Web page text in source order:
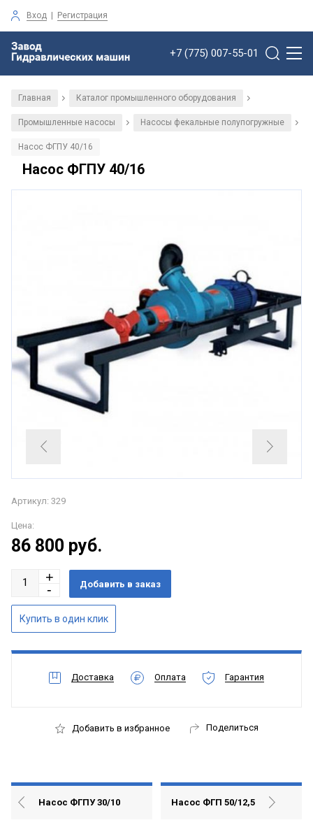
Вход | Регистрация
+7 (775) 007-55-01
Главная / Каталог промышленного оборудования /
Промышленные насосы / Насосы фекальные полупогружные /
Насос ФГПУ 40/16
Насос ФГПУ 40/16
Артикул: 329
Цена:
86 800 руб.
Доставка Оплата Гарантия
Добавить в избранное Поделиться
Насос ФГПУ 30/10 Насос ФГП 50/12,5